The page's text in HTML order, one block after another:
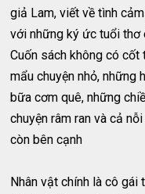
giả Lam, viết về tình
với những ký ức tuổi thơ
Cuốn sách không có cốt
mẩu chuyện nhỏ, những
bữa cơm quê, những
chuyện râm ran và cả
còn bên cạnh
Nhân vật chính là cô gái